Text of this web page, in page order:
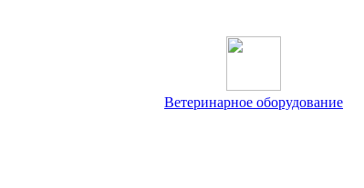
Ветеринарное оборудование